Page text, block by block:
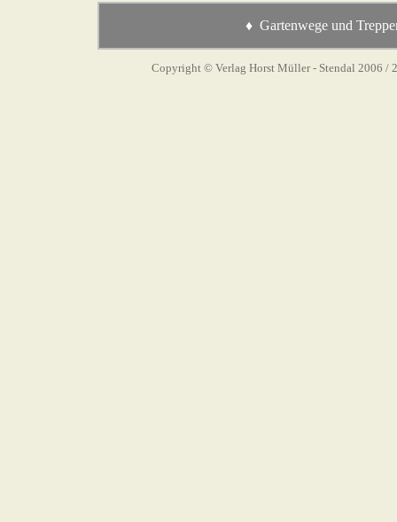
♦ Gartenwege und
Copyright © Verlag Horst Müller - Stendal 2006 /